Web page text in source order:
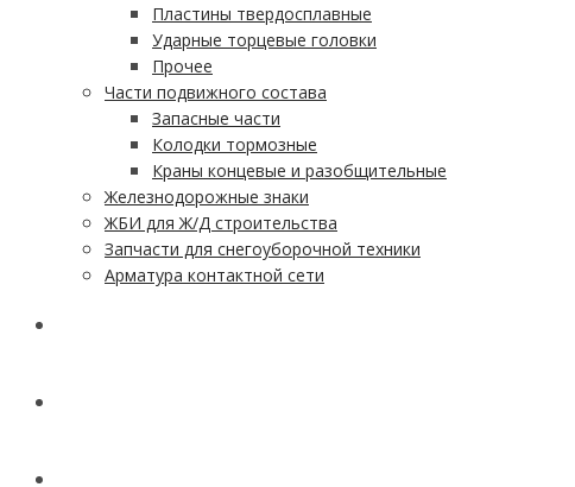
Пластины твердосплавные
Ударные торцевые головки
Прочее
Части подвижного состава
Запасные части
Колодки тормозные
Краны концевые и разобщительные
Железнодорожные знаки
ЖБИ для Ж/Д строительства
Запчасти для снегоуборочной техники
Арматура контактной сети